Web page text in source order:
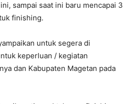
sampai saat ini baru mencapai 3
finishing.
untuk segera di
keperluan / kegiatan
dan Kabupaten Magetan pada